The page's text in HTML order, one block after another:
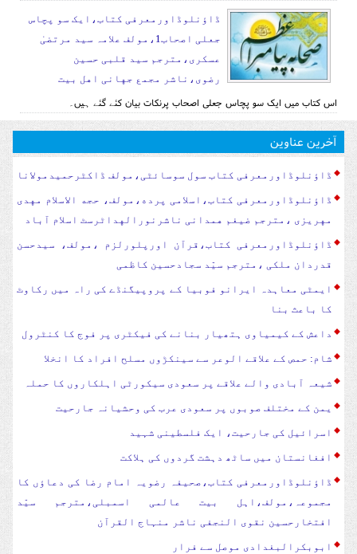
ڈاؤنلوڈاورمعرفی کتاب،ایک سو پچاس
جعلی اصحاب1،مولف علامہ سید مرتضیٰ
عسکری،مترجم سید قلبی حسین
رضوی،ناشر مجمع جهانی اهل بیت
اس کتاب میں ایک سو پچاس جعلی اصحاب پرنکات بیان کئے گئے ہیں۔
آخرین عناوین
ڈاؤنلوڈاورمعرفی کتاب سول سوسا‏‏ئٹی،مولف ڈاکٹرحمیدمولانا
ڈاؤنلوڈاورمعرفی کتاب،اسلامی پرده،مولف، حجه الاسلام مهدی
مهریزی ،مترجم ضیغم همدانی ناشرنورالهداٹرسٹ اسلام آباد
ڈاؤنلوڈاورمعرفی کتاب،قرآن اورپلورلزم ،مولف، سیدحسن
قدردان ملکی ،مترجم سیّد سجادحسین کاظمی
ایمٹی معاہدہ ایرانو فوبیا کے پروپیگنڈے کی راہ میں رکاوٹ
کا باعث بنا
داعش کے کیمیاوی ہتھیار بنانے کی فیکٹری پر فوج کا کنٹرول
شام: حمص کے علاقے الوعر سے سینکڑوں مسلح افراد کا انخلا
شیعہ آبادی والے علاقے پر سعودی سیکورٹی اہلکاروں کا حملہ
یمن کے مختلف صوبوں پر سعودی عرب کی وحشیانہ جارحیت
اسرائیل کی جارحیت، ایک فلسطینی شہید
افغانستان میں ساٹھ دہشت گردوں کی ہلاکت
ڈاؤنلوڈاورمعرفی کتاب،صحیفہ رضویہ امام رضا کی دعاؤں کا
مجموعہ،مولف،اہل بیت عالمی اسمبلی،مترجم سیّد
افتخارحسین نقوی النجفی ناشر منہاج القرآن
ابوبکرالبغدادی موصل سے فرار